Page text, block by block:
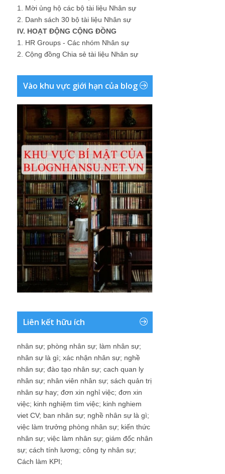
1. Mời ủng hộ các bộ tài liệu Nhân sự
2. Danh sách 30 bộ tài liệu Nhân sự
IV. HOẠT ĐỘNG CỘNG ĐỒNG
1. HR Groups - Các nhóm Nhân sự
2. Cộng đồng Chia sẻ tài liệu Nhân sự
Vào khu vực giới hạn của blog
Liên kết hữu ích
nhân sự; phòng nhân sự; làm nhân sự;
nhân sự là gì; xác nhận nhân sự; nghề
nhân sự; đào tạo nhân sự; cach quan ly
nhân sự; nhân viên nhân sự; sách quản trị
nhân sự hay; đơn xin nghỉ việc; đơn xin
việc; kinh nghiệm tìm việc; kinh nghiem
viet CV; ban nhân sự; nghề nhân sự là gì;
việc làm trưởng phòng nhân sự; kiến thức
nhân sự; việc làm nhân sự; giám đốc nhân
sự; cách tính lương; công ty nhân sự;
Cách làm KPI;